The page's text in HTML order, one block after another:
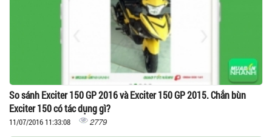
So sánh Exciter 150 GP 2016 và Exciter 150 GP 2015. Chắn bùn
Exciter 150 có tác dụng gì?
11/07/2016 11:33:08 2779